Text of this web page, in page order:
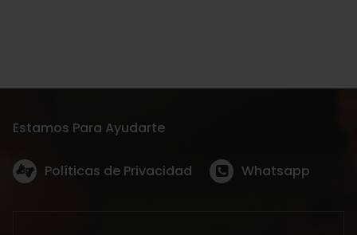
Estamos Para Ayudarte
Políticas de Privacidad Whatsapp